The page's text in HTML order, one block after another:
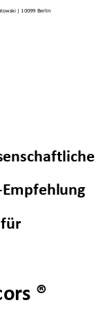
| 10099 Berlin
für
®